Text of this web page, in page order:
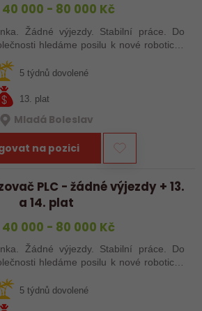
40 000 - 80 000 Kč
Žádné výjezdy. Stabilní práce. Do
hledáme posilu k nové robotické
5 týdnů dovolené
13. plat
Mladá Boleslav
na pozici
PLC - žádné výjezdy + 13.
a 14. plat
40 000 - 80 000 Kč
Žádné výjezdy. Stabilní práce. Do
hledáme posilu k nové robotické
5 týdnů dovolené